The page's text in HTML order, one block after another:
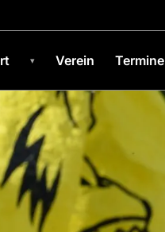
▾ Verein Termine